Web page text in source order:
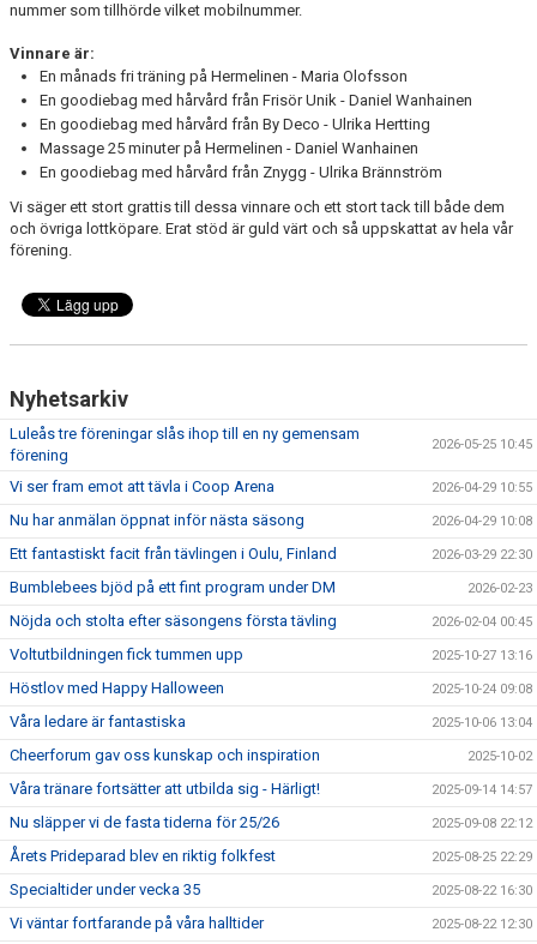
nummer som tillhörde vilket mobilnummer.
Vinnare är:
En månads fri träning på Hermelinen - Maria Olofsson
En goodiebag med hårvård från Frisör Unik - Daniel Wanhainen
En goodiebag med hårvård från By Deco - Ulrika Hertting
Massage 25 minuter på Hermelinen - Daniel Wanhainen
En goodiebag med hårvård från Znygg - Ulrika Brännström
Vi säger ett stort grattis till dessa vinnare och ett stort tack till både dem
och övriga lottköpare. Erat stöd är guld värt och så uppskattat av hela vår
förening.
Nyhetsarkiv
Luleås tre föreningar slås ihop till en ny gemensam
förening
2026-05-25 10:45
Vi ser fram emot att tävla i Coop Arena 2026-04-29 10:55
Nu har anmälan öppnat inför nästa säsong 2026-04-29 10:08
Ett fantastiskt facit från tävlingen i Oulu, Finland 2026-03-29 22:30
Bumblebees bjöd på ett fint program under DM 2026-02-23
Nöjda och stolta efter säsongens första tävling 2026-02-04 00:45
Voltutbildningen fick tummen upp 2025-10-27 13:16
Höstlov med Happy Halloween 2025-10-24 09:08
Våra ledare är fantastiska 2025-10-06 13:04
Cheerforum gav oss kunskap och inspiration 2025-10-02
Våra tränare fortsätter att utbilda sig - Härligt! 2025-09-14 14:57
Nu släpper vi de fasta tiderna för 25/26 2025-09-08 22:12
Årets Prideparad blev en riktig folkfest 2025-08-25 22:29
Specialtider under vecka 35 2025-08-22 16:30
Vi väntar fortfarande på våra halltider 2025-08-22 12:30